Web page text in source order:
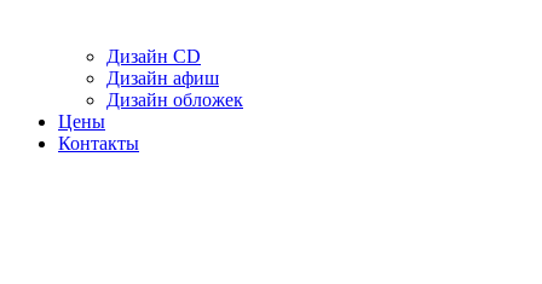
Дизайн CD
Дизайн афиш
Дизайн обложек
Цены
Контакты